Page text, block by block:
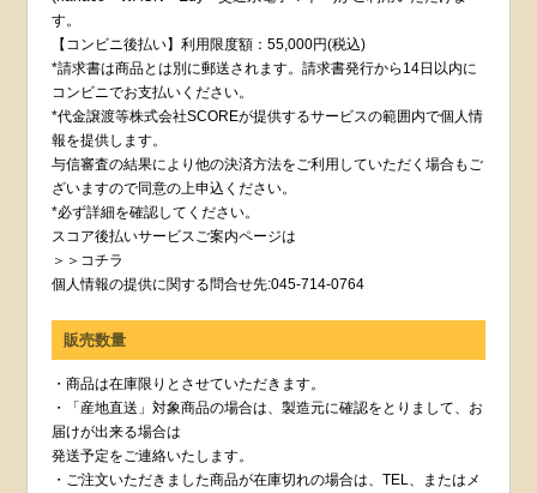
す。
【コンビニ後払い】利用限度額：55,000円(税込)
*請求書は商品とは別に郵送されます。請求書発行から14日以内に
コンビニでお支払いください。
*代金譲渡等株式会社SCOREが提供するサービスの範囲内で個人情
報を提供します。
与信審査の結果により他の決済方法をご利用していただく場合もご
ざいますので同意の上申込ください。
*必ず詳細を確認してください。
スコア後払いサービスご案内ページは
＞＞コチラ
個人情報の提供に関する問合せ先:045-714-0764
販売数量
・商品は在庫限りとさせていただきます。
・「産地直送」対象商品の場合は、製造元に確認をとりまして、お
届けが出来る場合は
発送予定をご連絡いたします。
・ご注文いただきました商品が在庫切れの場合は、TEL、またはメ